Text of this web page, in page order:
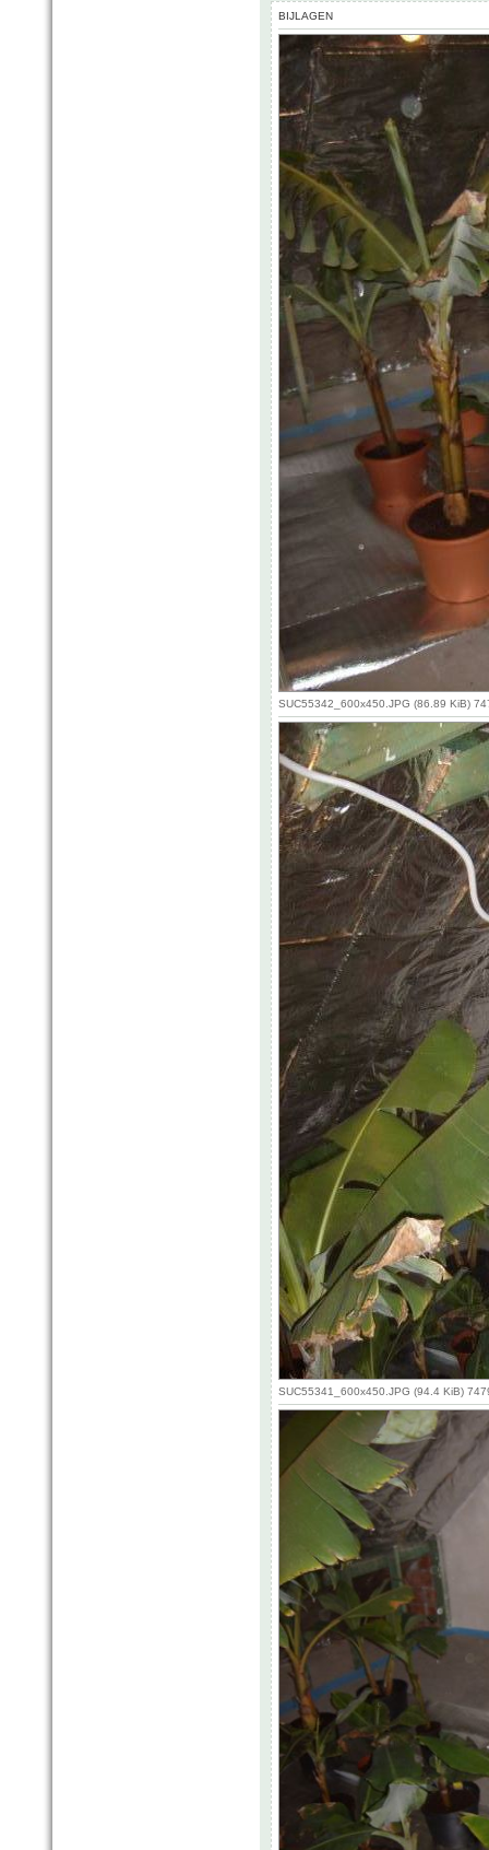
BIJLAGEN
SUC55342_600x450.JPG (86.89 KiB)
SUC55341_600x450.JPG (94.4 KiB)